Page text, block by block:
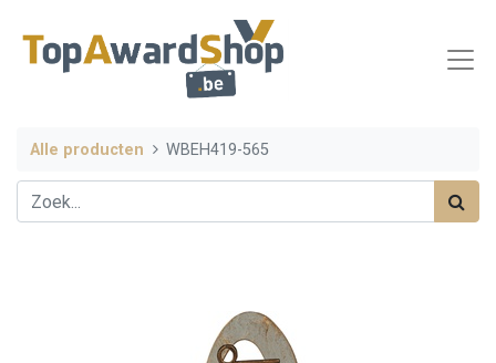
Alle producten WBEH419-565